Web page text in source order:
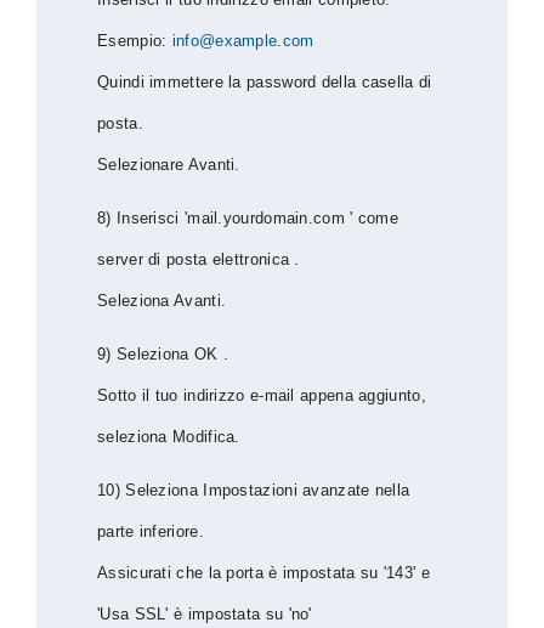
Esempio: info@example.com
Quindi immettere la password della casella di
posta.
Selezionare Avanti.
8) Inserisci 'mail.yourdomain.com ' come
server di posta elettronica .
Seleziona Avanti.
9) Seleziona OK .
Sotto il tuo indirizzo e-mail appena aggiunto,
seleziona Modifica.
10) Seleziona Impostazioni avanzate nella
parte inferiore.
Assicurati che la porta è impostata su '143' e
'Usa SSL' è impostata su 'no'